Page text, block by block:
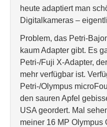
heute adaptiert man
Digitalkameras –
Problem, das Petri-
kaum Adapter gibt. Es
Petri-/Fuji X-Adapter,
mehr verfügbar ist.
Petri-/Olympus
den sauren Apfel
USA geordert. Mal
meiner 16 MP Olympus